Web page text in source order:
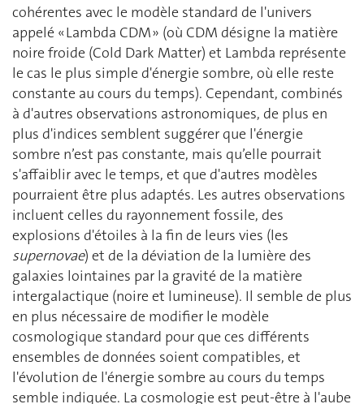
cohérentes avec le modèle standard de l'univers
appelé « Lambda CDM » (où CDM désigne la matière
noire froide (Cold Dark Matter) et Lambda représente
le cas le plus simple d'énergie sombre, où elle reste
constante au cours du temps). Cependant, combinés
à d'autres observations astronomiques, de plus en
plus d'indices semblent suggérer que l'énergie
sombre n’est pas constante, mais qu’elle pourrait
s'affaiblir avec le temps, et que d'autres modèles
pourraient être plus adaptés. Les autres observations
incluent celles du rayonnement fossile, des
explosions d'étoiles à la fin de leurs vies (les
supernovae) et de la déviation de la lumière des
galaxies lointaines par la gravité de la matière
intergalactique (noire et lumineuse). Il semble de plus
en plus nécessaire de modifier le modèle
cosmologique standard pour que ces différents
ensembles de données soient compatibles, et
l'évolution de l'énergie sombre au cours du temps
semble indiquée. La cosmologie est peut-être à l'aube